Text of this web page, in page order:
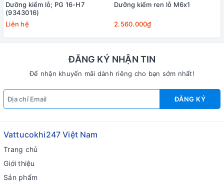
Dưỡng kiểm lỗ; PG 16-H7
(9343016)
Liên hệ
Dưỡng kiểm ren lỗ M6x1
2.560.000₫
ĐĂNG KÝ NHẬN TIN
Để nhận khuyến mãi dành riêng cho bạn sớm nhất!
ĐĂNG KÝ
Vattucokhi247 Việt Nam
Trang chủ
Giới thiệu
Sản phẩm